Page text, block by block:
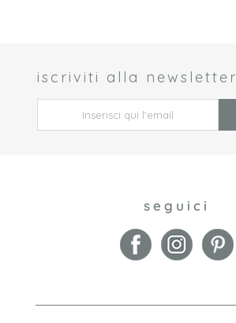
iscriviti alla newsletter
seguici